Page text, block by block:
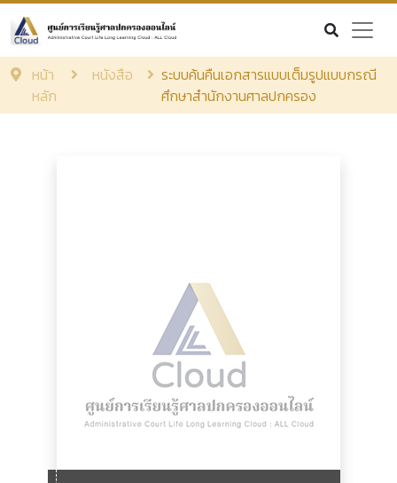
หน้า
หลัก
หนังสือ
ระบบค้นคืนเอกสารแบบเต็มรูปแบบกรณี
ศึกษาสำนักงานศาลปกครอง